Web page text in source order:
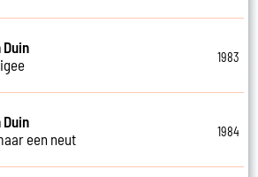
Duin
1983
Duin
een neut
1984